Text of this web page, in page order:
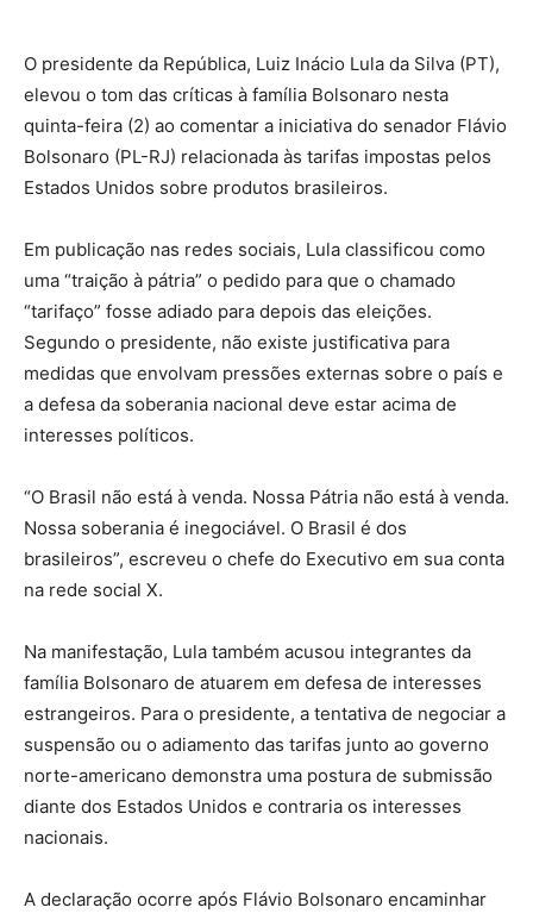
O presidente da República, Luiz Inácio Lula da Silva (PT),
elevou o tom das críticas à família Bolsonaro nesta
quinta-feira (2) ao comentar a iniciativa do senador Flávio
Bolsonaro (PL-RJ) relacionada às tarifas impostas pelos
Estados Unidos sobre produtos brasileiros.
Em publicação nas redes sociais, Lula classificou como
uma “traição à pátria” o pedido para que o chamado
“tarifaço” fosse adiado para depois das eleições.
Segundo o presidente, não existe justificativa para
medidas que envolvam pressões externas sobre o país e
a defesa da soberania nacional deve estar acima de
interesses políticos.
“O Brasil não está à venda. Nossa Pátria não está à venda.
Nossa soberania é inegociável. O Brasil é dos
brasileiros”, escreveu o chefe do Executivo em sua conta
na rede social X.
Na manifestação, Lula também acusou integrantes da
família Bolsonaro de atuarem em defesa de interesses
estrangeiros. Para o presidente, a tentativa de negociar a
suspensão ou o adiamento das tarifas junto ao governo
norte-americano demonstra uma postura de submissão
diante dos Estados Unidos e contraria os interesses
nacionais.
A declaração ocorre após Flávio Bolsonaro encaminhar